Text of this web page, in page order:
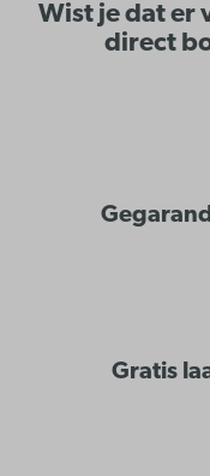
Wist je dat er
direct
Gratis